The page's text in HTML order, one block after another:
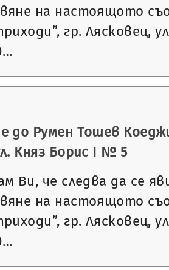
на настоящото
гр. Лясковец,
до Румен Тошев
Княз Борис I № 5
Ви, че следва да се
на настоящото
гр. Лясковец,